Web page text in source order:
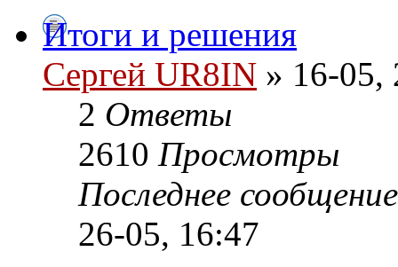
Итоги и решения
Сергей UR8IN » 16-05,
2 Ответы
2610 Просмотры
Последнее
26-05, 16:47